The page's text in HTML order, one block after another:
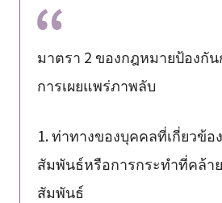
มาตรา 2 ของกฎหมายป้องกั
การเผยแพร่ภาพลับ
1. ท่าทางของบุคคลที่เกี่ยวข้อ
สัมพันธ์หรือการกระทำที่คล้า
สัมพันธ์